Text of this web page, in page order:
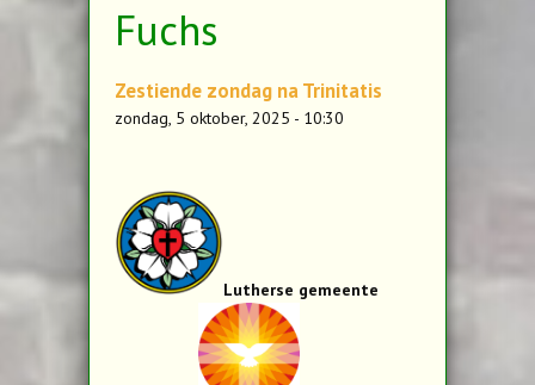
Fuchs
Zestiende zondag na Trinitatis
zondag, 5 oktober, 2025 - 10:30
Lutherse gemeente